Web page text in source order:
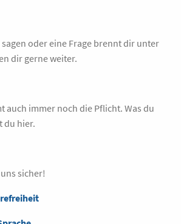
sagen oder eine Frage brennt dir unter
dir gerne weiter.
auch immer noch die Pflicht. Was du
du hier.
sicher!